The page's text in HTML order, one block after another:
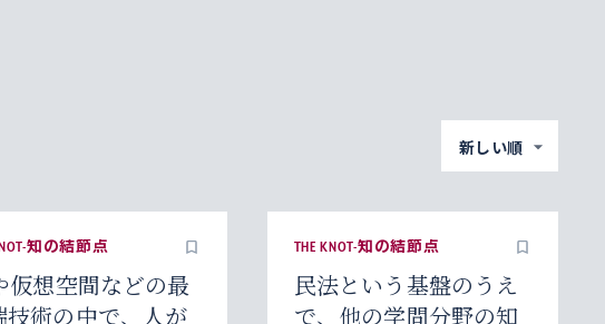
新しい順
知の結節点
仮想空間などの最
技術の中で、人が
THE KNOT-知の結節点
民法という基盤のうえ
で、他の学問分野の知